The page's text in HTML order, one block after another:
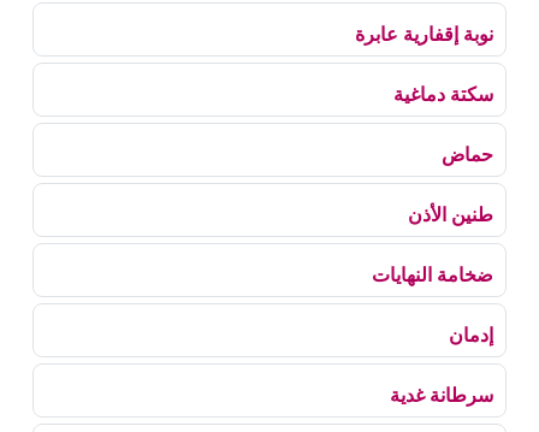
نوبة إقفارية عابرة
سكتة دماغية
حماض
طنين الأذن
ضخامة النهايات
إدمان
سرطانة غدية